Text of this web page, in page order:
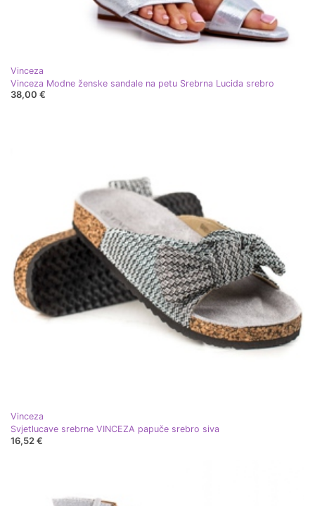
Vinceza
Vinceza Modne ženske sandale na petu Srebrna Lucida srebro
38,00 €
Vinceza
Svjetlucave srebrne VINCEZA papuče srebro siva
16,52 €